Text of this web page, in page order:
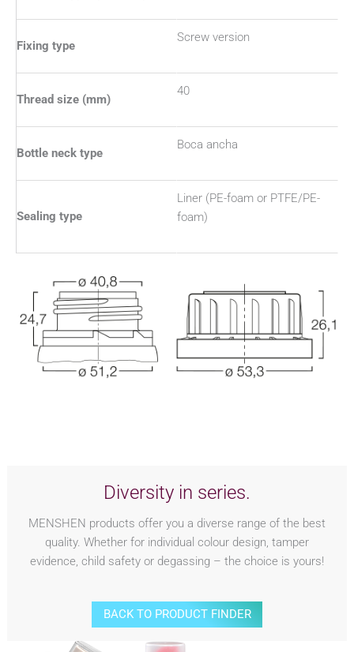
Fixing type
Screw version
Thread size (mm)
40
Bottle neck type
Boca ancha
Sealing type
Liner (PE-foam or PTFE/PE-
foam)
Diversity in series.
MENSHEN products offer you a diverse range of the best
quality. Whether for individual colour design, tamper
evidence, child safety or degassing – the choice is yours!
BACK TO PRODUCT FINDER